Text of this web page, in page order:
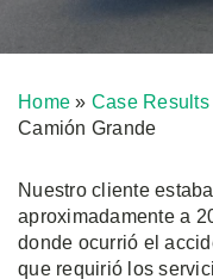
Home » Case Results
Camión Grande
Nuestro cliente
aproximadamente a
donde ocurrió el
que requirió los